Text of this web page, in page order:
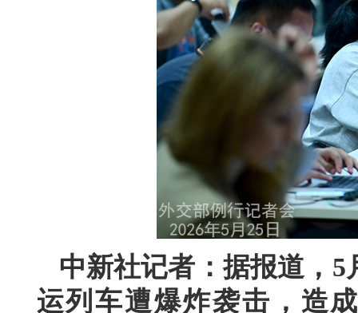
中新社记者：据报道，
运列车遭爆炸袭击，造